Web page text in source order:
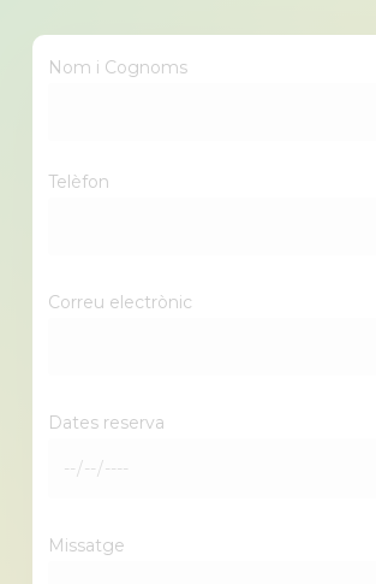
Nom i Cognoms
Telèfon
Correu electrònic
Dates reserva
Missatge